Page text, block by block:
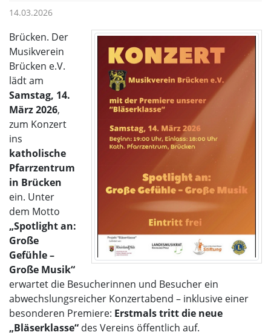
14.03.2026
Brücken. Der
Musikverein
Brücken e.V.
lädt am
Samstag, 14.
März 2026,
zum Konzert
ins
katholische
Pfarrzentrum
in Brücken
ein. Unter
dem Motto
„Spotlight an:
Große
Gefühle –
Große Musik“
erwartet die Besucherinnen und Besucher ein
abwechslungsreicher Konzertabend – inklusive einer
besonderen Premiere: Erstmals tritt die neue
„Bläserklasse“ des Vereins öffentlich auf.